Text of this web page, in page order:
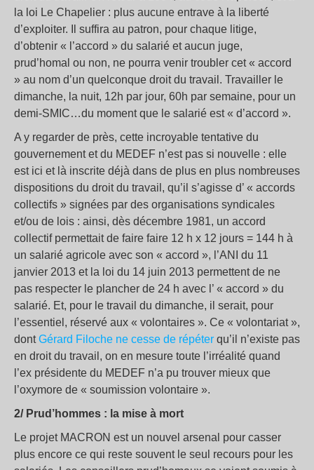
la loi Le Chapelier : plus aucune entrave à la liberté
d’exploiter. Il suffira au patron, pour chaque litige,
d’obtenir « l’accord » du salarié et aucun juge,
prud’homal ou non, ne pourra venir troubler cet « accord
» au nom d’un quelconque droit du travail. Travailler le
dimanche, la nuit, 12h par jour, 60h par semaine, pour un
demi-SMIC…du moment que le salarié est « d’accord ».
A y regarder de près, cette incroyable tentative du
gouvernement et du MEDEF n’est pas si nouvelle : elle
est ici et là inscrite déjà dans de plus en plus nombreuses
dispositions du droit du travail, qu’il s’agisse d’ « accords
collectifs » signées par des organisations syndicales
et/ou de lois : ainsi, dès décembre 1981, un accord
collectif permettait de faire faire 12 h x 12 jours = 144 h à
un salarié agricole avec son « accord », l’ANI du 11
janvier 2013 et la loi du 14 juin 2013 permettent de ne
pas respecter le plancher de 24 h avec l’ « accord » du
salarié. Et, pour le travail du dimanche, il serait, pour
l’essentiel, réservé aux « volontaires ». Ce « volontariat »,
dontGérard Filoche ne cesse de répéter qu’il n’existe pas
en droit du travail, on en mesure toute l’irréalité quand
l’ex présidente du MEDEF n’a pu trouver mieux que
l’oxymore de « soumission volontaire ».
2/ Prud’hommes : la mise à mort
Le projet MACRON est un nouvel arsenal pour casser
plus encore ce qui reste souvent le seul recours pour les